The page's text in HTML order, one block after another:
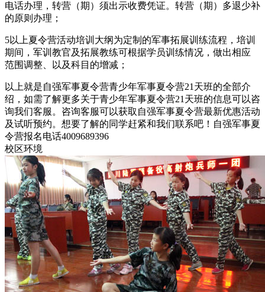
电话办理，转营（期）须出示收费凭证。转营（期）多退少补
的原则办理；
5以上夏令营活动培训大纲为定制的军事拓展训练流程，培训
期间，军训教官及拓展教练可根据学员训练情况，做出相应
范围调整、以及科目的增减；
以上就是自强军事夏令营青少年军事夏令营21天班的全部介
绍，如需了解更多关于青少年军事夏令营21天班的信息可以咨
询我们客服。咨询客服可以获取自强军事夏令营最新优惠活动
及试听预约。想要了解的同学赶紧和我们联系吧！自强军事夏
令营报名电话4009689396
校区环境